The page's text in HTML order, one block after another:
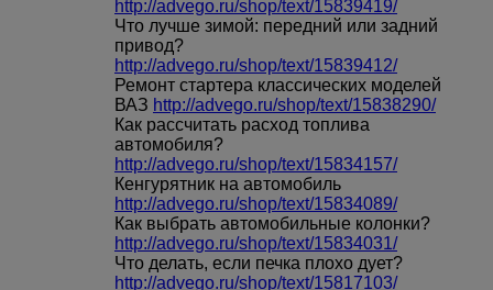
http://advego.ru/shop/text/15839419/
Что лучше зимой: передний или задний
привод?
http://advego.ru/shop/text/15839412/
Ремонт стартера классических моделей
ВАЗ http://advego.ru/shop/text/15838290/
Как рассчитать расход топлива
автомобиля?
http://advego.ru/shop/text/15834157/
Кенгурятник на автомобиль
http://advego.ru/shop/text/15834089/
Как выбрать автомобильные колонки?
http://advego.ru/shop/text/15834031/
Что делать, если печка плохо дует?
http://advego.ru/shop/text/15817103/